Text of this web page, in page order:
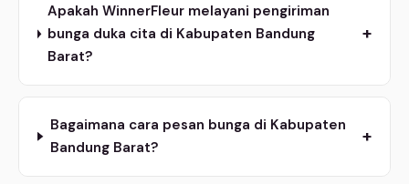
Apakah WinnerFleur melayani pengiriman
bunga duka cita di Kabupaten Bandung
Barat?
+
Bagaimana cara pesan bunga di Kabupaten
Bandung Barat?
+